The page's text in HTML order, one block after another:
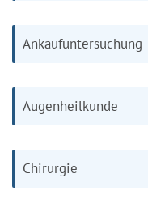
Ankaufuntersuchung
Augenheilkunde
Chirurgie